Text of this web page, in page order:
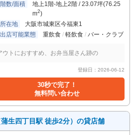
階数/面積
地上1階-地上2階 / 23.07坪(76.25
m2)
所在地
大阪市城東区今福東1
出店可能業態
重飲食 軽飲食 バー・クラブ
トにおすすめ、お弁当屋さん跡の
登録日：2026-06-12
30秒で完了！
無料問い合わせ
生四丁目駅 徒歩2分）の貸店舗